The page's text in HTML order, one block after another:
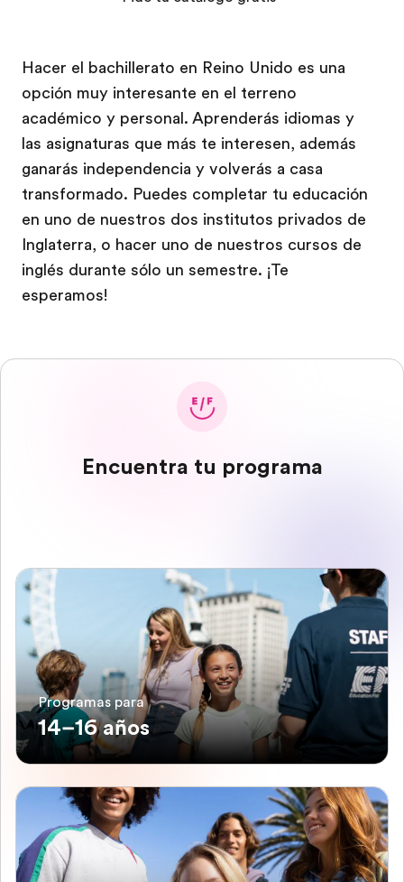
Hacer el bachillerato en Reino Unido es una
opción muy interesante en el terreno
académico y personal. Aprenderás idiomas y
las asignaturas que más te interesen, además
ganarás independencia y volverás a casa
transformado. Puedes completar tu educación
en uno de nuestros dos institutos privados de
Inglaterra, o hacer uno de nuestros cursos de
inglés durante sólo un semestre. ¡Te
esperamos!
Encuentra tu programa
Programas para
14–16 años